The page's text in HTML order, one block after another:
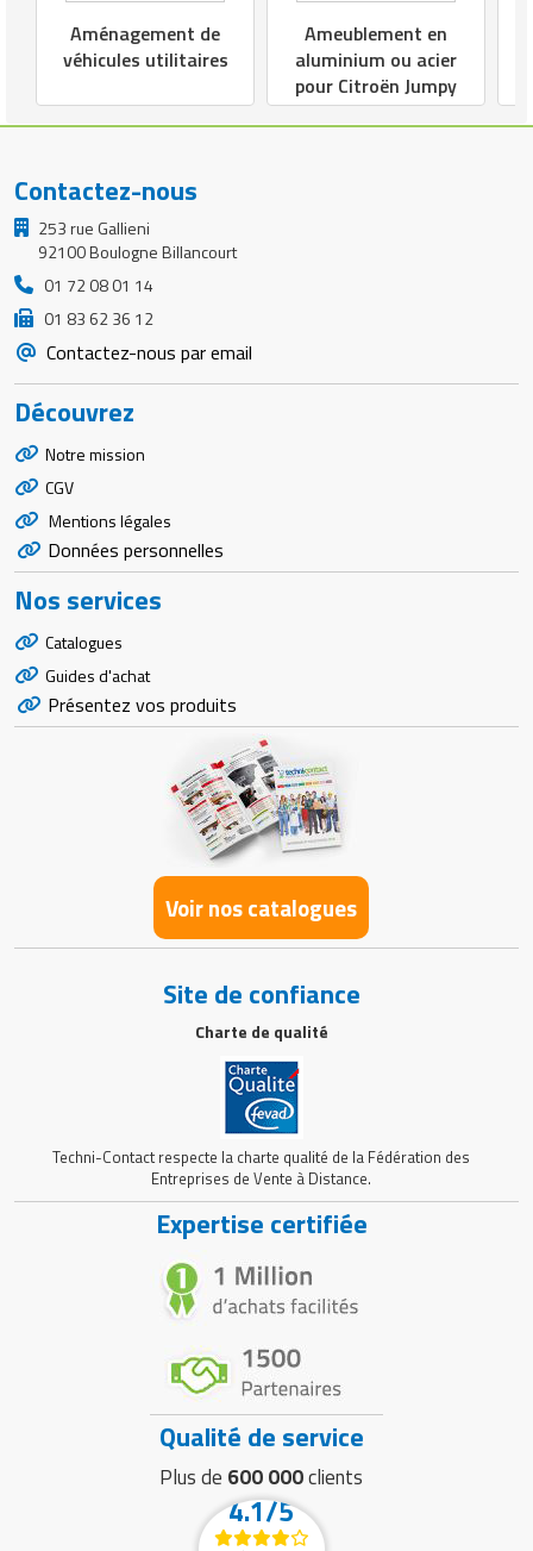
Aménagement de
véhicules utilitaires
Ameublement en
aluminium ou acier
pour Citroën Jumpy
Contactez-nous
253 rue Gallieni
92100 Boulogne Billancourt
01 72 08 01 14
01 83 62 36 12
Contactez-nous par email
Découvrez
Notre mission
CGV
Mentions légales
Données personnelles
Nos services
Catalogues
Guides d'achat
Présentez vos produits
Voir nos catalogues
Site de confiance
Charte de qualité
Techni-Contact respecte la charte qualité de la Fédération des
Entreprises de Vente à Distance.
Expertise certifiée
Qualité de service
Plus de 600 000clients
4.1/5